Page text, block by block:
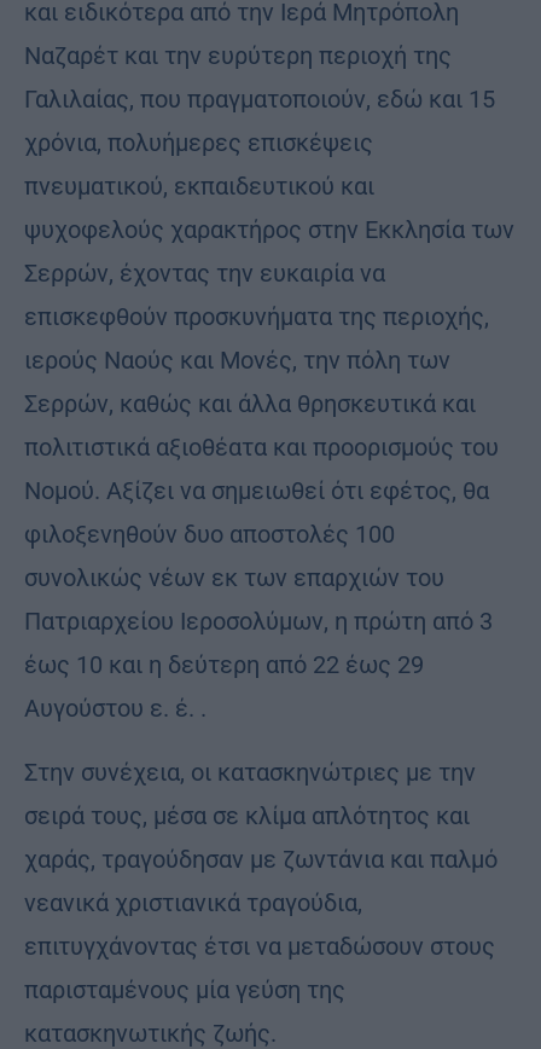
και ειδικότερα από την Ιερά Μητρόπολη
Ναζαρέτ και την ευρύτερη περιοχή της
Γαλιλαίας, που πραγματοποιούν, εδώ και 15
χρόνια, πολυήμερες επισκέψεις
πνευματικού, εκπαιδευτικού και
ψυχοφελούς χαρακτήρος στην Εκκλησία των
Σερρών, έχοντας την ευκαιρία να
επισκεφθούν προσκυνήματα της περιοχής,
ιερούς Ναούς και Μονές, την πόλη των
Σερρών, καθώς και άλλα θρησκευτικά και
πολιτιστικά αξιοθέατα και προορισμούς του
Νομού. Αξίζει να σημειωθεί ότι εφέτος, θα
φιλοξενηθούν δυο αποστολές 100
συνολικώς νέων εκ των επαρχιών του
Πατριαρχείου Ιεροσολύμων, η πρώτη από 3
έως 10 και η δεύτερη από 22 έως 29
Αυγούστου ε. έ. .
Στην συνέχεια, οι κατασκηνώτριες με την
σειρά τους, μέσα σε κλίμα απλότητος και
χαράς, τραγούδησαν με ζωντάνια και παλμό
νεανικά χριστιανικά τραγούδια,
επιτυγχάνοντας έτσι να μεταδώσουν στους
παρισταμένους μία γεύση της
κατασκηνωτικής ζωής.